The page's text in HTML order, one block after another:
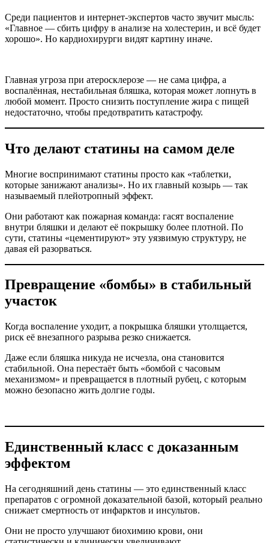
Среди пациентов и интернет-экспертов часто звучит мысль:
«Главное — сбить цифру в анализе на холестерин, и всё будет
хорошо». Но кардиохирурги видят картину иначе.
Главная угроза при атеросклерозе — не сама цифра, а
воспалённая, нестабильная бляшка, которая может лопнуть в
любой момент. Просто снизить поступление жира с пищей
недостаточно, чтобы предотвратить катастрофу.
Что делают статины на самом деле
Многие воспринимают статины просто как «таблетки,
которые занижают анализы». Но их главный козырь — так
называемый плейотропный эффект.
Они работают как пожарная команда: гасят воспаление
внутри бляшки и делают её покрышку более плотной. По
сути, статины «цементируют» эту уязвимую структуру, не
давая ей разорваться.
Превращение «бомбы» в стабильный
участок
Когда воспаление уходит, а покрышка бляшки утолщается,
риск её внезапного разрыва резко снижается.
Даже если бляшка никуда не исчезла, она становится
стабильной. Она перестаёт быть «бомбой с часовым
механизмом» и превращается в плотный рубец, с которым
можно безопасно жить долгие годы.
Единственный класс с доказанным
эффектом
На сегодняшний день статины — это единственный класс
препаратов с огромной доказательной базой, который реально
снижает смертность от инфарктов и инсультов.
Они не просто улучшают биохимию крови, они